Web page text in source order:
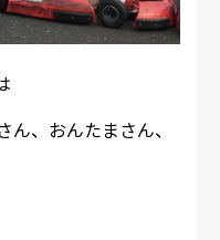
ん、おんたまさん、